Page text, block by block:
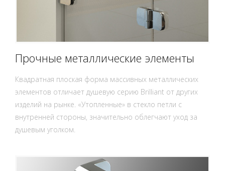
Прочные металлические элементы
Квадратная плоская форма массивных металлических
элементов отличает душевую серию Brilliant от других
изделий на рынке. «Утопленные» в стекло петли с
внутренней стороны, значительно облегчают уход за
душевым уголком.